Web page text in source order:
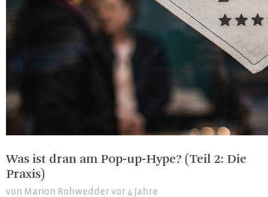
Was ist dran am Pop-up-Hype? (Teil 2: Die
Praxis)
von Marion Rohwedder vor 4 Jahre